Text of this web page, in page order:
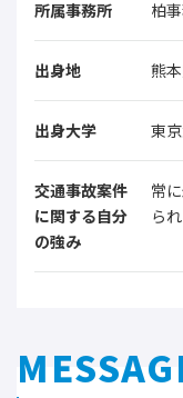
所属事務所 柏
出身地 熊
出身大学 東
交通事故案件
に関する自分
の強み
常
ら